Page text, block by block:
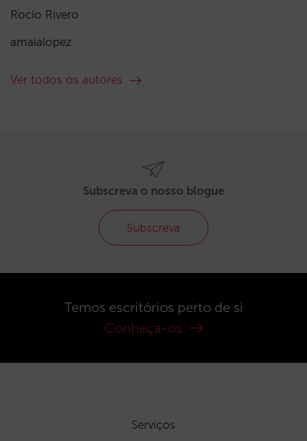
Rocío Rivero
amaialopez
Ver todos os autores
Subscreva o nosso blogue
Subscreva
Temos escritórios perto de si
Conheça-os
Serviços